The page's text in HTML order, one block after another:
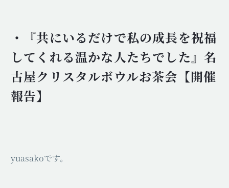
・『共にいるだけで私の成長を祝福
してくれる温かな人たちでした』名
古屋クリスタルボウルお茶会【開催
報告】
yuasakoです。